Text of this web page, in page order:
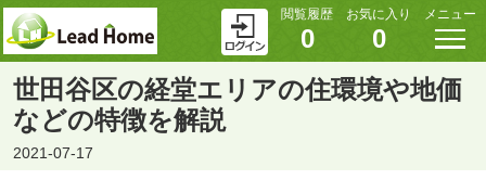
閲覧履歴
0
お気に入り
0
メニュー
世田谷区の経堂エリアの住環境や地価
などの特徴を解説
2021-07-17